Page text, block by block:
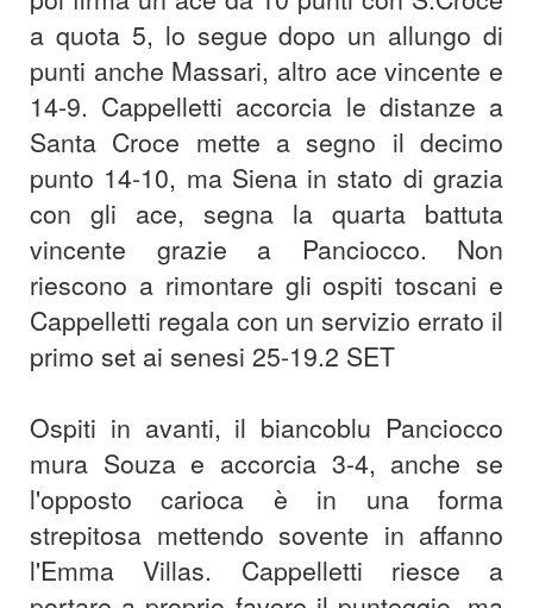
a quota 5, lo segue dopo un allungo di
punti anche Massari, altro ace vincente e
14-9. Cappelletti accorcia le distanze a
Santa Croce mette a segno il decimo
punto 14-10, ma Siena in stato di grazia
con gli ace, segna la quarta battuta
vincente grazie a Panciocco. Non
riescono a rimontare gli ospiti toscani e
Cappelletti regala con un servizio errato il
primo set ai senesi 25-19.2 SET
Ospiti in avanti, il biancoblu Panciocco
mura Souza e accorcia 3-4, anche se
l'opposto carioca è in una forma
strepitosa mettendo sovente in affanno
l'Emma Villas. Cappelletti riesce a